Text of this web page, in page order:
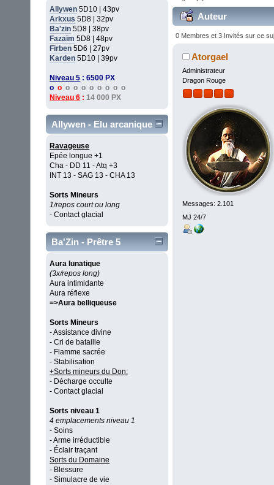
Allywen 5D10 | 43pv
Arkxus 5D8 | 32pv
Ba'zin 5D8 | 38pv
Fazaïm 5D8 | 48pv
Firben 5D6 | 27pv
Karden 5D10 | 39pv
Niveau 5 : 6500 PX
oo o o o o o o o o
Niveau 6 : 14 000 PX
Allywen - Elu arcanique
Ravageuse
Epée longue +1
Cha - DD 11 - Atq +3
INT 13 - SAG 13 - CHA 13
Sorts Mineurs
1/repos court ou long
- Contact glacial
Ba'Zin - Prêtre 5
Aura lunatique
(3x/repos long)
Aura intimidante
Aura réflexe
=>Aura belliqueuse
Sorts Mineurs
- Assistance divine
- Cri de bataille
- Flamme sacrée
- Stabilisation
+Sorts mineurs du Don:
- Décharge occulte
- Contact glacial
Sorts niveau 1
4 emplacements niveau 1
- Soins
- Arme irréductible
- Éclair traçant
Sorts du Domaine
- Blessure
- Simulacre de vie
Auteur
(Lu 58308 fois)
0 Membres et 3 Invités sur ce
Atorgael
Administrateur
Dragon Rouge
Messages: 2.101
MJ 24/7